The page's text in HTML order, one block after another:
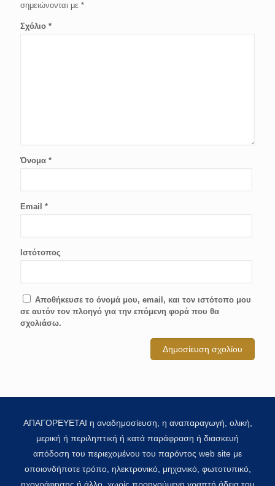
σημειώνονται με *
Σχόλιο *
Όνομα *
Email *
Ιστότοπος
Αποθήκευσε το όνομά μου, email, και τον ιστότοπο μου
σε αυτόν τον πλοηγό για την επόμενη φορά που θα
σχολιάσω.
ΑΠΑΓΟΡΕΥΕΤΑΙ η αναδημοσίευση, η αναπαραγωγή, ολική,
μερική ή περιληπτική ή κατά παράφραση ή διασκευή
απόδοση του περιεχομένου του παρόντος web site με
οποιονδήποτε τρόπο, ηλεκτρονικό, μηχανικό, φωτοτυπικό,